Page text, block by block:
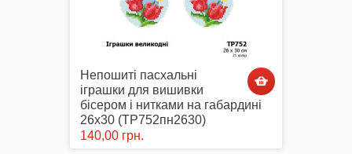
Вишиті картини, рушники
Непошиті пасхальні
іграшки для вишивки
бісером і нитками на габардині
26х30 (ТР752пн2630)
140,00 грн.